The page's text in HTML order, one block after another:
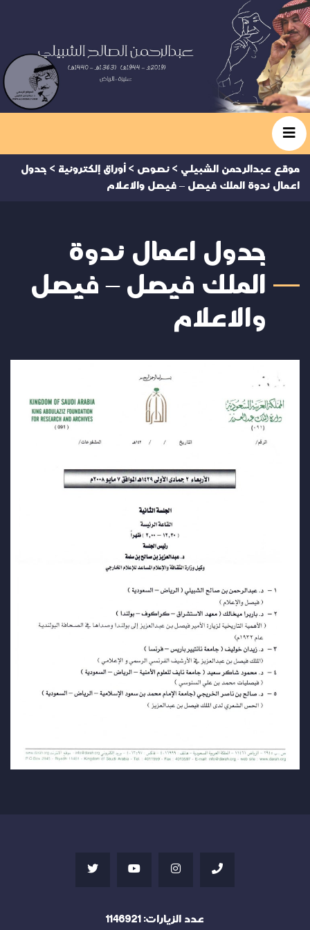
موقع عبدالرحمن الشبيلي > نصوص > أوراق إلكترونية > جدول
اعمال ندوة الملك فيصل – فيصل والاعلام
جدول اعمال ندوة
الملك فيصل – فيصل
والاعلام
عدد الزيارات: 1146921